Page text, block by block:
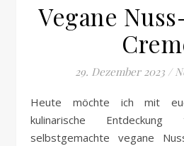
Vegane
29. Dezember 2023 /
Heute möchte ich mit euch meine neueste
kulinarische
selbstgemachte vegane